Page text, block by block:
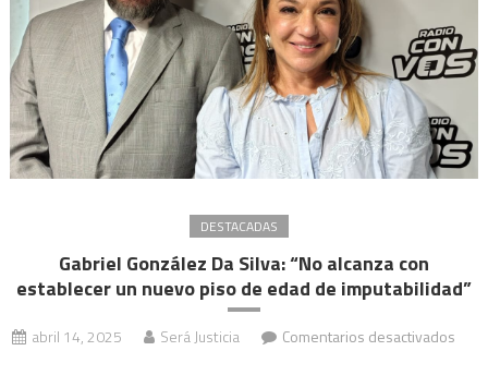
DESTACADAS
Gabriel González Da Silva: “No alcanza con
establecer un nuevo piso de edad de imputabilidad”
abril 14, 2025 Será Justicia Comentarios desactivadosen